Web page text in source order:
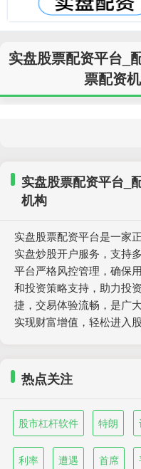
实盘股票配资平台_
票配资
实盘股票配资平台_
机构
实盘股票配资平台是一家
实盘炒股开户服务，支持
平台严格风控管理，确保
和投资策略支持，助力投
捷，交易体验流畅，是广
实现财富增值，轻松进入股
热点关注
股市杠杆软件 特朗
利率 遭遇 首席